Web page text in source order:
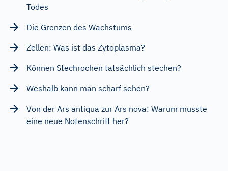
Todes
Die Grenzen des Wachstums
Zellen: Was ist das Zytoplasma?
Können Stechrochen tatsächlich stechen?
Weshalb kann man scharf sehen?
Von der Ars antiqua zur Ars nova: Warum musste
eine neue Notenschrift her?